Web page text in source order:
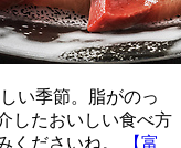
い季節。脂がのっ
したおいしい食べ方
くださいね。
【富